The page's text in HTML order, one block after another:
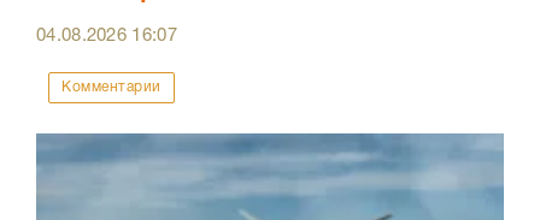
04.08.2026 16:07
Комментарии